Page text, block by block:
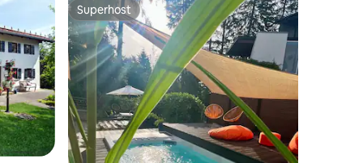
Superhost
Superhost